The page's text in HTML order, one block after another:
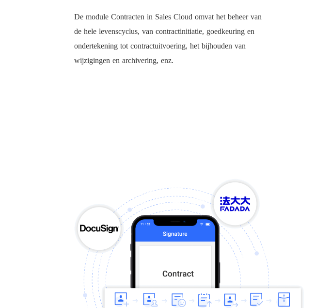
De module Contracten in Sales Cloud omvat het beheer van
de hele levenscyclus, van contractinitiatie, goedkeuring en
ondertekening tot contractuitvoering, het bijhouden van
wijzigingen en archivering, enz.